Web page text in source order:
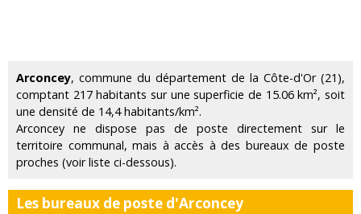
Arconcey, commune du département de la Côte-d'Or (21),
comptant 217 habitants sur une superficie de 15.06 km², soit
une densité de 14,4 habitants/km².
Arconcey ne dispose pas de poste directement sur le
territoire communal, mais à accès à des bureaux de poste
proches (voir liste ci-dessous).
Les bureaux de poste d'Arconcey